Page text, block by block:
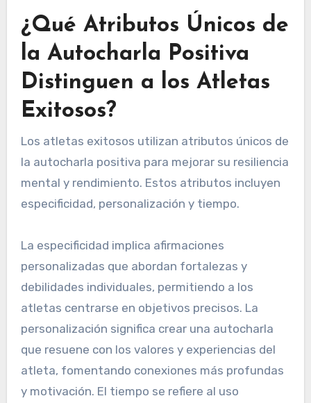
¿Qué Atributos Únicos de
la Autocharla Positiva
Distinguen a los Atletas
Exitosos?
Los atletas exitosos utilizan atributos únicos de
la autocharla positiva para mejorar su resiliencia
mental y rendimiento. Estos atributos incluyen
especificidad, personalización y tiempo.
La especificidad implica afirmaciones
personalizadas que abordan fortalezas y
debilidades individuales, permitiendo a los
atletas centrarse en objetivos precisos. La
personalización significa crear una autocharla
que resuene con los valores y experiencias del
atleta, fomentando conexiones más profundas
y motivación. El tiempo se refiere al uso